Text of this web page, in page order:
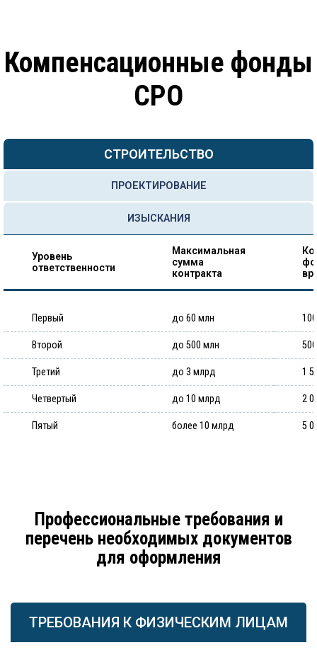
Компенсационные фонды
СРО
СТРОИТЕЛЬСТВО
ПРОЕКТИРОВАНИЕ
ИЗЫСКАНИЯ
Уровень
ответственности
Максимальная
сумма
контракта
Первый до 60 млн
Второй до 500 млн
Третий до 3 млрд 1
Четвертый до 10 млрд 2
Пятый более 10 млрд 5
Профессиональные требования и
перечень необходимых документов
для оформления
ТРЕБОВАНИЯ К ФИЗИЧЕСКИМ ЛИЦАМ